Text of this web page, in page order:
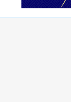
الْمِسْكِينِ»
«وَ لا يَحُضُّ عَلى‌